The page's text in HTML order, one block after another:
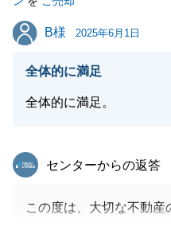
ら、なんなりとお申し付
今後ともよろしくお願い
B様
B様 2025年6月1日
全体的に満足
全体的に満足。
東急リバブル
センターからの返答
この度は、大切な不動産